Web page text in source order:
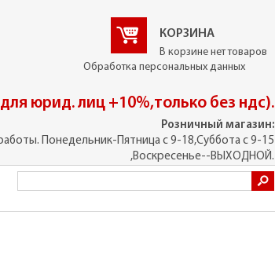
КОРЗИНА
В корзине нет товаров
Обработка персональных данных
юрид. лиц +10%,только без ндс).
Розничный магазин:
Понедельник-Пятница с 9-18,Суббота с 9-15
,Воскресенье--ВЫХОДНОЙ.